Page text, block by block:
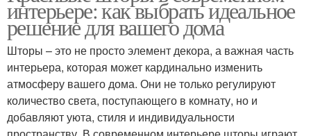
интерьере: как выбрать идеальное
решение для вашего дома
Шторы – это не просто элемент декора, а важная часть
интерьера, которая может кардинально изменить
атмосферу вашего дома. Они не только регулируют
количество света, поступающего в комнату, но и
добавляют уюта, стиля и индивидуальности